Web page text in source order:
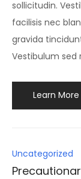
sollicitudin.
facilisis nec
gravida
Vestibulum sed
Learn More
Posted
in
Uncategorized